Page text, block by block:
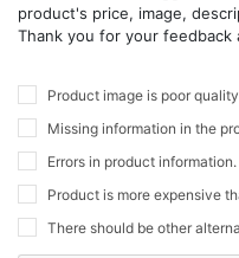
product's price, image,
Thank you for your feedback
Product image is poor
Missing information in the
Errors in product information.
Product is more expensive
There should be other